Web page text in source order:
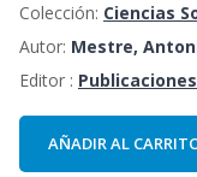
Colección: Ciencias
Autor: Mestre,
Editor :
AÑADIR AL